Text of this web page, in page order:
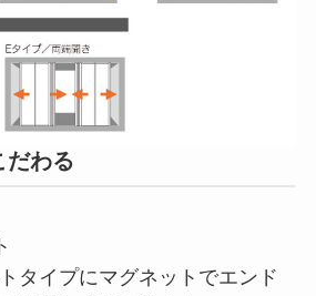
わる
タイプにマグネットでエンド